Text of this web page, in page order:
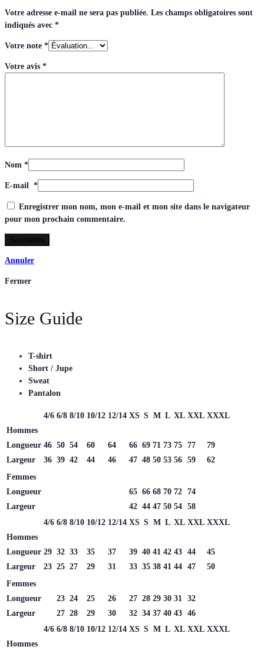
Votre adresse e-mail ne sera pas publiée. Les champs obligatoires sont
indiqués avec *
Votre note *
Votre avis *
Nom *
E-mail *
Enregistrer mon nom, mon e-mail et mon site dans le navigateur
pour mon prochain commentaire.
Annuler
Fermer
Size Guide
T-shirt
Short / Jupe
Sweat
Pantalon
4/6 6/8 8/10 10/12 12/14 XS S M L XL XXL XXXL
Hommes
Longueur 46 50 54 60 64 66 69 71 73 75 77
79
Largeur
36 39 42 44 46 47 48 50 53 56 59
62
Femmes
Longueur
65 66 68 70 72 74
Largeur
42 44 47 50 54 58
4/6 6/8 8/10 10/12 12/14 XS S M L XL XXL XXXL
Hommes
Longueur 29 32 33 35 37 39 40 41 42 43 44
45
Largeur
23 25 27 29 31 33 35 38 41 44 47
50
Femmes
Longueur
23 24 25 26 27 28 29 30 31
32
Largeur
27 28 29 30 32 34 37 40 43 46
4/6 6/8 8/10 10/12 12/14 XS S M L XL XXL XXXL
Hommes